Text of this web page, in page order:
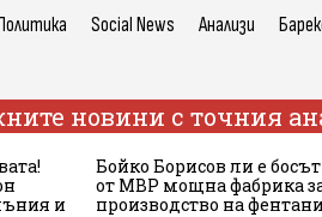
Social News Анализи
новини с точния
и
Бойко Борисов ли е
от МВР мощна фабрика
производство на